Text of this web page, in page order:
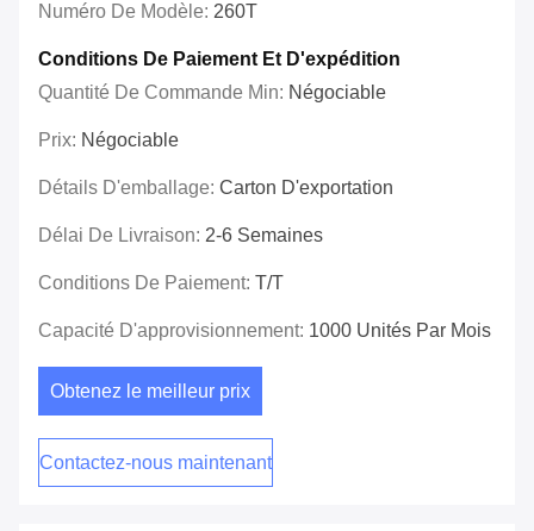
Numéro De Modèle: 260T
Conditions De Paiement Et D'expédition
Quantité De Commande Min: Négociable
Prix: Négociable
Détails D'emballage: Carton D'exportation
Délai De Livraison: 2-6 Semaines
Conditions De Paiement: T/T
Capacité D'approvisionnement: 1000 Unités Par Mois
Obtenez le meilleur prix
Contactez-nous maintenant